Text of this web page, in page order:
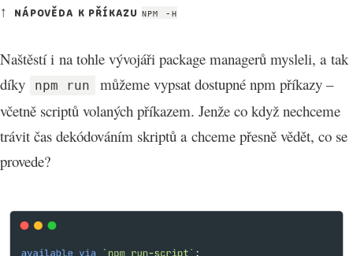
nápověda k příkazu npm -h
Naštěstí i na tohle vývojáři package managerů mysleli, a tak
díky
npm run
můžeme vypsat dostupné npm příkazy –
včetně scriptů volaných příkazem. Jenže co když nechceme
trávit čas dekódováním skriptů a chceme přesně vědět, co se
provede?